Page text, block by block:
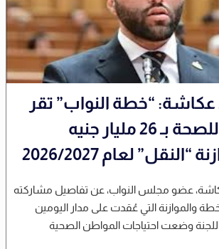
عكاشة: “خطة النواب” تقر
دعماً إضافياً للصحة بـ 26 مليار جنيه
لعام 2026/2027
عضو مجلس النواب، عن تفاصيل مشاركته
والموازنة التي عُقدت على مدار اليومين
وضعت احتياجات المواطن الصحية